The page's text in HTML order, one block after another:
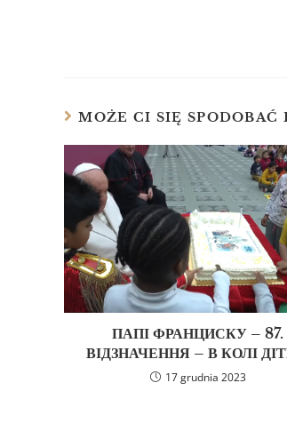
MOŻE CI SIĘ SPODOBAĆ
ПАПІ ФРАНЦИСКУ – 87.
ВІДЗНАЧЕННЯ – В КОЛІ
17 grudnia 2023